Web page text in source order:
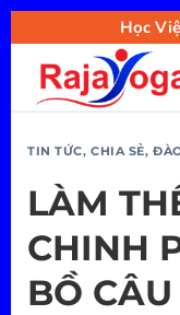
Học
TIN TỨC,CHIA SẺ,
LÀM
CHINH
BỒ CÂU